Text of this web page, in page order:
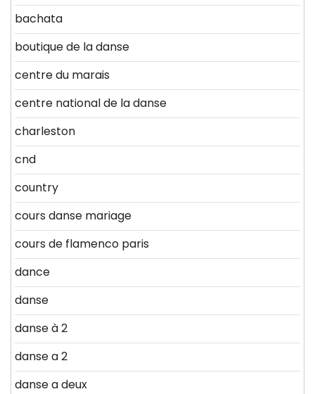
bachata
boutique de la danse
centre du marais
centre national de la danse
charleston
cnd
country
cours danse mariage
cours de flamenco paris
dance
danse
danse à 2
danse a 2
danse a deux